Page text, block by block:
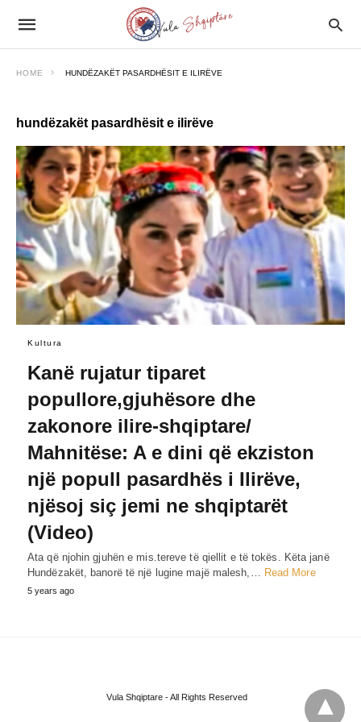
HOME HUNDËZAKËT PASARDHËSIT E ILIRËVE
hundëzakët pasardhësit e ilirëve
Kultura
Kanë rujatur tiparet
popullore,gjuhësore dhe
zakonore ilire-shqiptare/
Mahnitëse: A e dini që ekziston
një popull pasardhës i Ilirëve,
njësoj siç jemi ne shqiptarët
(Video)
Ata që njohin gjuhën e mis.tereve të qiellit e të tokës. Këta janë
Hundëzakët, banorë të një lugine majë malesh,… Read More
5 years ago
Vula Shqiptare - All Rights Reserved